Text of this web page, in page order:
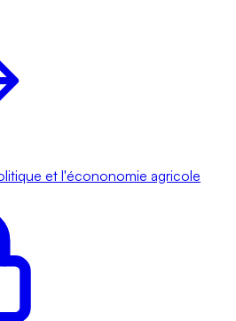
et l'écononomie agricole